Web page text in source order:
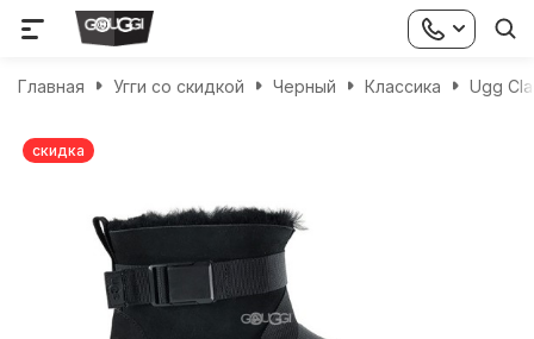
Главная Угги со скидкой Черный Классика Ugg
скидка